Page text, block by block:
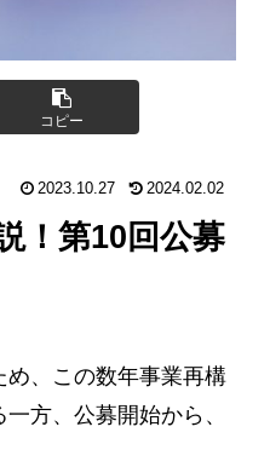
コピー
2023.10.27 2024.02.02
！第10回公募
、この数年事業再構
方、公募開始から、